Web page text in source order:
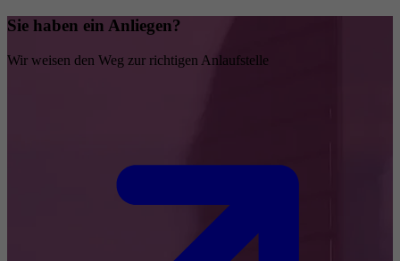
Sie haben ein Anliegen?
Wir weisen den Weg zur richtigen Anlaufstelle